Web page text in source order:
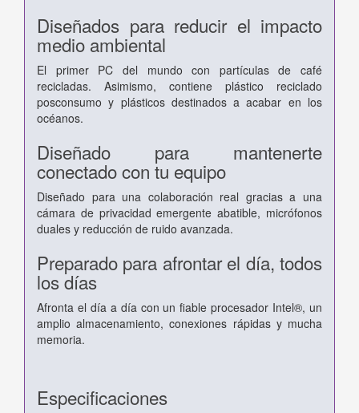
Diseñados para reducir el impacto
medio ambiental
El primer PC del mundo con partículas de café
recicladas. Asimismo, contiene plástico reciclado
posconsumo y plásticos destinados a acabar en los
océanos.
Diseñado para mantenerte
conectado con tu equipo
Diseñado para una colaboración real gracias a una
cámara de privacidad emergente abatible, micrófonos
duales y reducción de ruido avanzada.
Preparado para afrontar el día, todos
los días
Afronta el día a día con un fiable procesador Intel®, un
amplio almacenamiento, conexiones rápidas y mucha
memoria.
Especificaciones